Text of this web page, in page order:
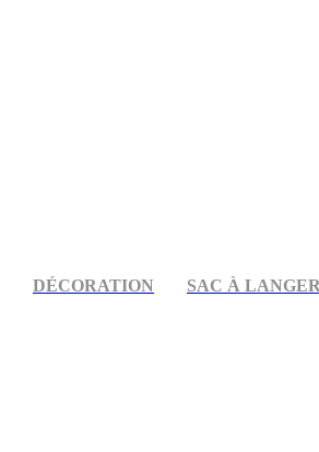
DÉCORATION SAC À